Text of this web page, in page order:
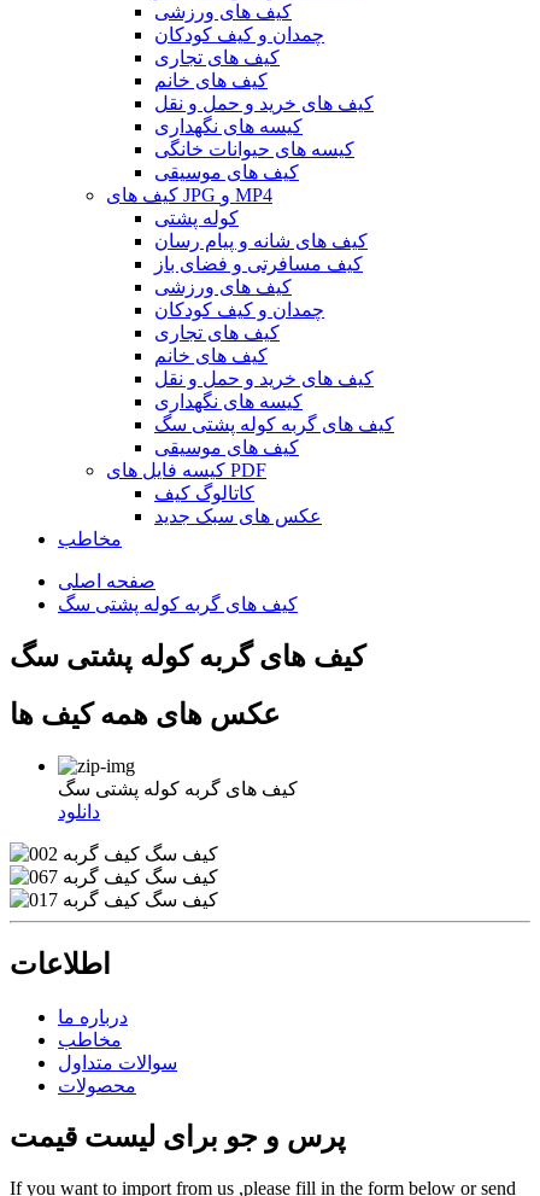
کیف های ورزشی
چمدان و کیف کودکان
کیف های تجاری
کیف های خانم
کیف های خرید و حمل و نقل
کیسه های نگهداری
کیسه های حیوانات خانگی
کیف های موسیقی
کیف های JPG و MP4
کوله پشتی
کیف های شانه و پیام رسان
کیف مسافرتی و فضای باز
کیف های ورزشی
چمدان و کیف کودکان
کیف های تجاری
کیف های خانم
کیف های خرید و حمل و نقل
کیسه های نگهداری
کیف های گربه کوله پشتی سگ
کیف های موسیقی
کیسه فایل های PDF
کاتالوگ کیف
عکس های سبک جدید
مخاطب
صفحه اصلی
کیف های گربه کوله پشتی سگ
کیف های گربه کوله پشتی سگ
عکس های همه کیف ها
کیف های گربه کوله پشتی سگ
دانلود
اطلاعات
درباره ما
مخاطب
سوالات متداول
محصولات
پرس و جو برای لیست قیمت
If you want to import from us ,please fill in the form below or send